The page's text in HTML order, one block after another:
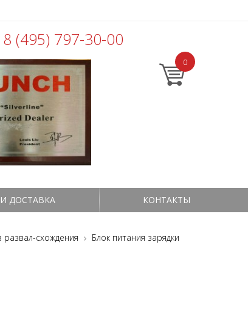
0
8 (495) 797-30-00
ДОСТАВКА КОНТАКТЫ
развал-схождения
Блок питания зарядки